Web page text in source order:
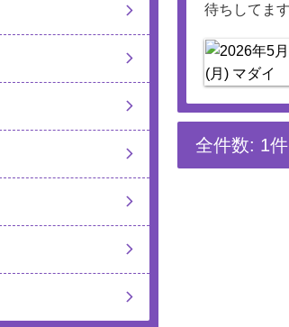
待ちしてま
全件数: 1件